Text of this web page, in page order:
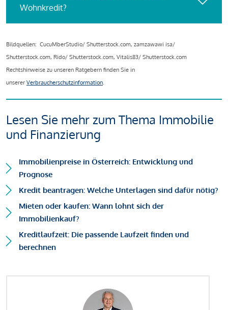
Wohnkredit?
Bildquellen: CucuMberStudio/ Shutterstock.com, zamzawawi isa/
Shutterstock.com, Rido/ Shutterstock.com, Vitalis83/ Shutterstock.com
Rechtshinweise zu unseren Ratgebern finden Sie in
unserer Verbraucherschutzinformation.
Lesen Sie mehr zum Thema Immobilie
und Finanzierung
Immobilienpreise in Österreich: Entwicklung und
Prognose
Kredit beantragen: Welche Unterlagen sind dafür nötig?
Mieten oder kaufen: Wann lohnt sich der
Immobilienkauf?
Kreditlaufzeit: Die passende Laufzeit finden und
berechnen